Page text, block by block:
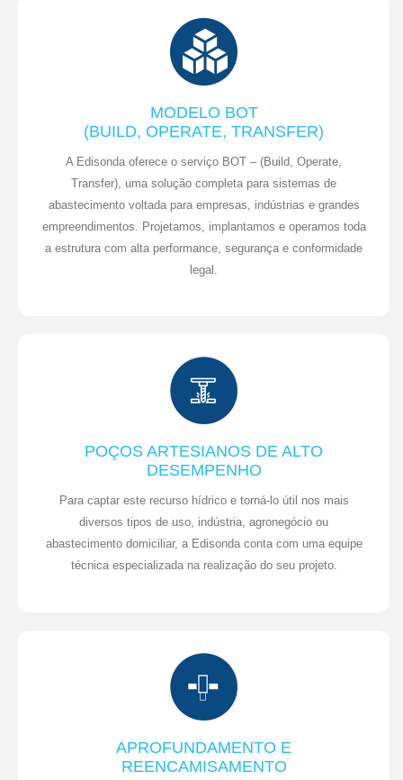
MODELO BOT
(BUILD, OPERATE, TRANSFER)
A Edisonda oferece o serviço BOT – (Build, Operate,
Transfer), uma solução completa para sistemas de
abastecimento voltada para empresas, indústrias e grandes
empreendimentos. Projetamos, implantamos e operamos toda
a estrutura com alta performance, segurança e conformidade
legal.
POÇOS ARTESIANOS DE ALTO
DESEMPENHO
Para captar este recurso hídrico e torná-lo útil nos mais
diversos tipos de uso, indústria, agronegócio ou
abastecimento domiciliar, a Edisonda conta com uma equipe
técnica especializada na realização do seu projeto.
APROFUNDAMENTO E
REENCAMISAMENTO